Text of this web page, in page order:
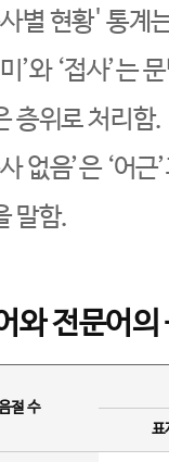
별 현황' 통계
’와 ‘접사’는
층위로 처리함.
없음’은 ‘어
말함.
와 전문어의
절 수
표